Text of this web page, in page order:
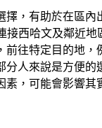
擇，有助於在區內
接西哈文及鄰近地
前往特定目的地，
分人來說是方便的
，可能會影響其